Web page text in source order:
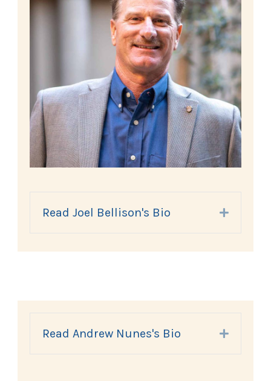
Read Joel Bellison's Bio Expand
Read Andrew Nunes's Bio Expand